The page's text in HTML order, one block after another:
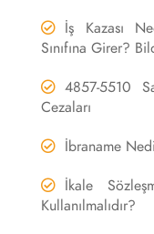
İş Kazası
Sınıfına Girer?
4857-5510
Cezaları
İbraname
İkale
Kullanılmalıdır?